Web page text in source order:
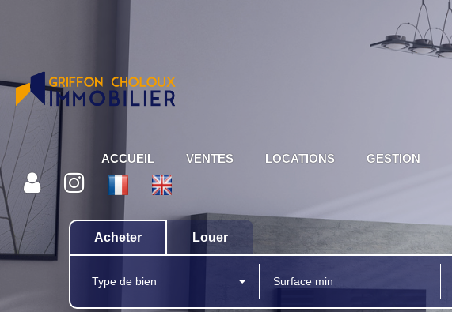
ACCUEIL VENTES LOCATIONS GESTION
Acheter Louer
Type de bien